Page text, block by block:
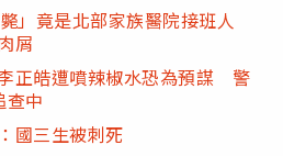
」竟是北部家族醫院接班人
屑
正皓遭噴辣椒水恐為預謀 警
查中
國三生被刺死